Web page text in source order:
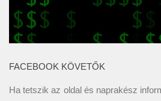
FACEBOOK KÖVETŐK
Ha tetszik az oldal és naprakész